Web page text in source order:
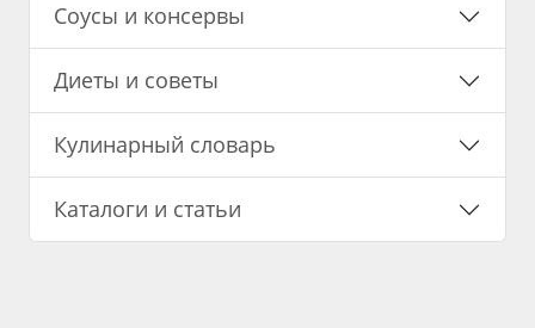
Соусы и консервы
Диеты и советы
Кулинарный словарь
Каталоги и статьи